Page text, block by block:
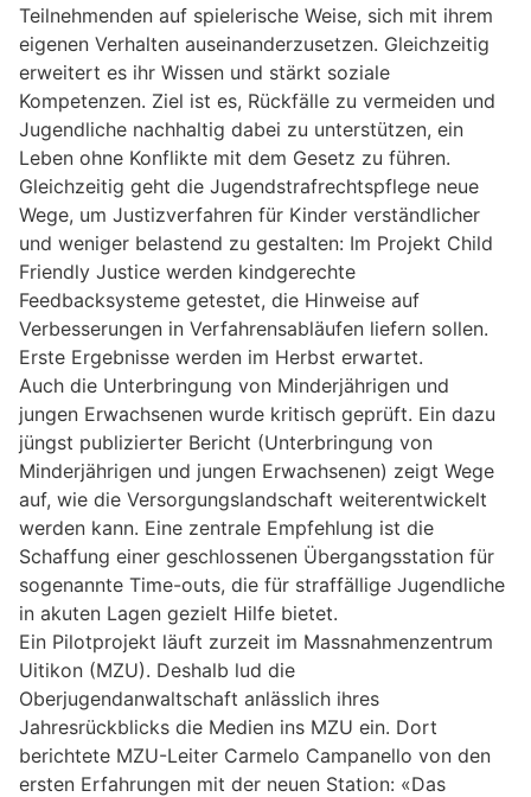
Teilnehmenden auf spielerische Weise, sich mit ihrem
eigenen Verhalten auseinanderzusetzen. Gleichzeitig
erweitert es ihr Wissen und stärkt soziale
Kompetenzen. Ziel ist es, Rückfälle zu vermeiden und
Jugendliche nachhaltig dabei zu unterstützen, ein
Leben ohne Konflikte mit dem Gesetz zu führen.
Gleichzeitig geht die Jugendstrafrechtspflege neue
Wege, um Justizverfahren für Kinder verständlicher
und weniger belastend zu gestalten: Im Projekt Child
Friendly Justice werden kindgerechte
Feedbacksysteme getestet, die Hinweise auf
Verbesserungen in Verfahrensabläufen liefern sollen.
Erste Ergebnisse werden im Herbst erwartet.
Auch die Unterbringung von Minderjährigen und
jungen Erwachsenen wurde kritisch geprüft. Ein dazu
jüngst publizierter Bericht (Unterbringung von
Minderjährigen und jungen Erwachsenen) zeigt Wege
auf, wie die Versorgungslandschaft weiterentwickelt
werden kann. Eine zentrale Empfehlung ist die
Schaffung einer geschlossenen Übergangsstation für
sogenannte Time-outs, die für straffällige Jugendliche
in akuten Lagen gezielt Hilfe bietet.
Ein Pilotprojekt läuft zurzeit im Massnahmenzentrum
Uitikon (MZU). Deshalb lud die
Oberjugendanwaltschaft anlässlich ihres
Jahresrückblicks die Medien ins MZU ein. Dort
berichtete MZU-Leiter Carmelo Campanello von den
ersten Erfahrungen mit der neuen Station: «Das